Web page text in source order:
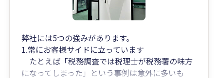
地域密着の江戸川区はもちろん
す。
事前相談は無料です。
まずはお気軽にご相談ください。
弊社には5つの強みがあります。
1.常にお客様サイドに立っています
たとえば「税務調査では税理士が税務署の味方
になってしまった」という事例は意外に多いも